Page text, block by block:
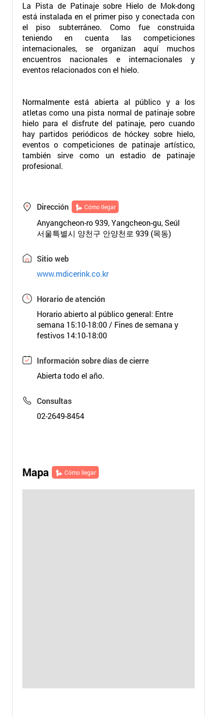
La Pista de Patinaje sobre Hielo de Mok-dong
está instalada en el primer piso y conectada con
el piso subterráneo. Como fue construida
teniendo en cuenta las competiciones
internacionales, se organizan aquí muchos
encuentros nacionales e internacionales y
eventos relacionados con el hielo.
Normalmente está abierta al público y a los
atletas como una pista normal de patinaje sobre
hielo para el disfrute del patinaje, pero cuando
hay partidos periódicos de hóckey sobre hielo,
eventos o competiciones de patinaje artístico,
también sirve como un estadio de patinaje
profesional.
Dirección Cómo llegar
Anyangcheon-ro 939, Yangcheon-gu, Seúl
서울특별시 양천구 안양천로 939 (목동)
Sitio web
www.mdicerink.co.kr
Horario de atención
Horario abierto al público general: Entre
semana 15:10-18:00 / Fines de semana y
festivos 14:10-18:00
Información sobre días de cierre
Abierta todo el año.
Consultas
02-2649-8454
Mapa Cómo llegar